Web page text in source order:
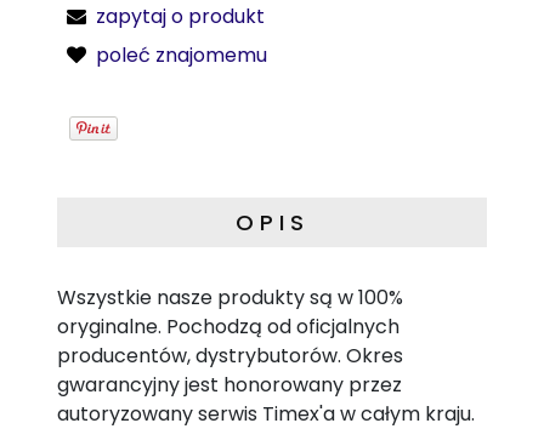
zapytaj o produkt
poleć znajomemu
OPIS
Wszystkie nasze produkty są w 100%
oryginalne. Pochodzą od oficjalnych
producentów, dystrybutorów. Okres
gwarancyjny jest honorowany przez
autoryzowany serwis Timex'a w całym kraju.